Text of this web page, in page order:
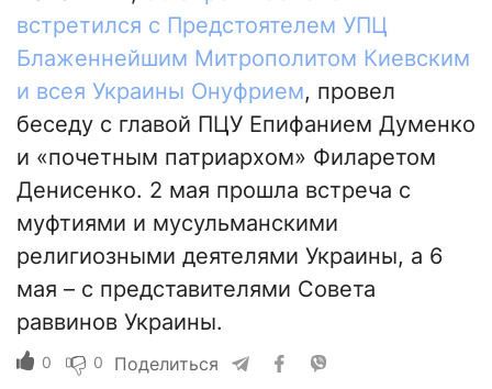
встретился с Предстоятелем УПЦ
Блаженнейшим Митрополитом Киевским
и всея Украины Онуфрием, провел
беседу с главой ПЦУ Епифанием Думенко
и «почетным патриархом» Филаретом
Денисенко. 2 мая прошла встреча с
муфтиями и мусульманскими
религиозными деятелями Украины, а 6
мая – с представителями Совета
раввинов Украины.
0 0 Поделиться